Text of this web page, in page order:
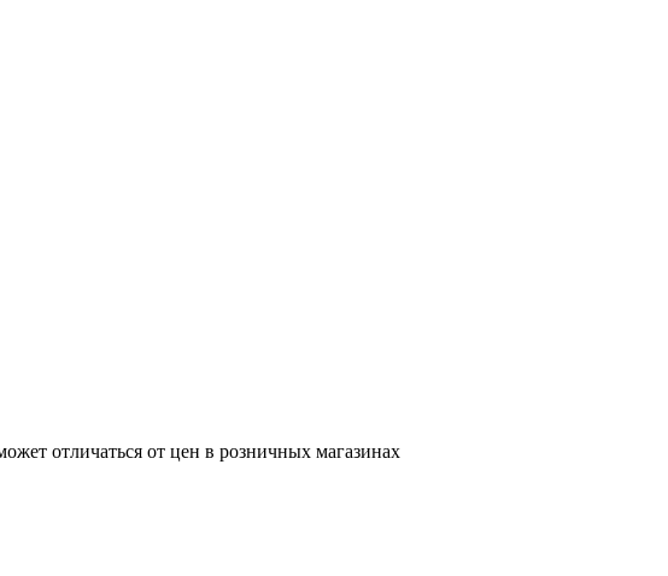
отличаться от цен в розничных магазинах